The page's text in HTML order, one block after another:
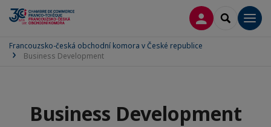
PŘIPOJIT SE
SEARCH
Francouzsko-česká obchodní komora v České republice
Business Development
Business Development